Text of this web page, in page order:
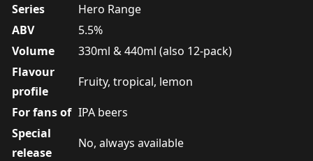
Series
Hero Range
ABV
5.5%
Volume
330ml & 440ml (also 12-pack)
Flavour
profile
Fruity, tropical, lemon
For fans of IPA beers
Special
release
No, always available